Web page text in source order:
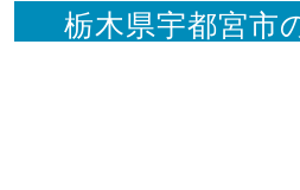
栃木県宇都宮市